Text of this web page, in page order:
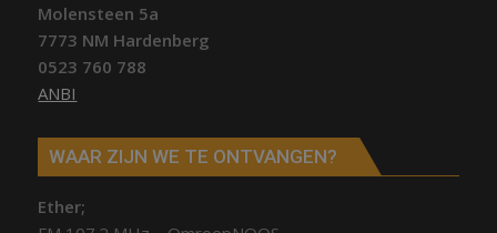
Molensteen 5a
7773 NM Hardenberg
0523 760 788
ANBI
WAAR ZIJN WE TE ONTVANGEN?
Ether;